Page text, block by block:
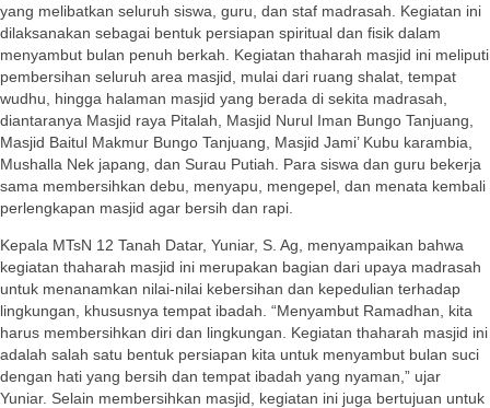
yang melibatkan seluruh siswa, guru, dan staf madrasah. Kegiatan ini
dilaksanakan sebagai bentuk persiapan spiritual dan fisik dalam
menyambut bulan penuh berkah. Kegiatan thaharah masjid ini meliputi
pembersihan seluruh area masjid, mulai dari ruang shalat, tempat
wudhu, hingga halaman masjid yang berada di sekita madrasah,
diantaranya Masjid raya Pitalah, Masjid Nurul Iman Bungo Tanjuang,
Masjid Baitul Makmur Bungo Tanjuang, Masjid Jami’ Kubu karambia,
Mushalla Nek japang, dan Surau Putiah. Para siswa dan guru bekerja
sama membersihkan debu, menyapu, mengepel, dan menata kembali
perlengkapan masjid agar bersih dan rapi.
Kepala MTsN 12 Tanah Datar, Yuniar, S. Ag, menyampaikan bahwa
kegiatan thaharah masjid ini merupakan bagian dari upaya madrasah
untuk menanamkan nilai-nilai kebersihan dan kepedulian terhadap
lingkungan, khususnya tempat ibadah. “Menyambut Ramadhan, kita
harus membersihkan diri dan lingkungan. Kegiatan thaharah masjid ini
adalah salah satu bentuk persiapan kita untuk menyambut bulan suci
dengan hati yang bersih dan tempat ibadah yang nyaman,” ujar
Yuniar. Selain membersihkan masjid, kegiatan ini juga bertujuan untuk